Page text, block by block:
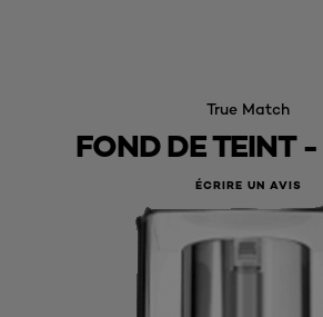
True Match
FOND DE TEINT
ÉCRIRE UN AVIS